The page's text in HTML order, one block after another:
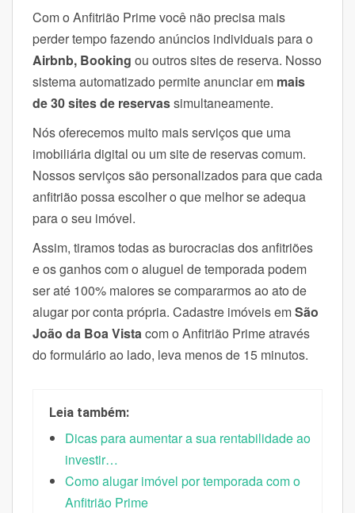
Com o Anfitrião Prime você não precisa mais
perder tempo fazendo anúncios individuais para o
Airbnb, Booking ou outros sites de reserva. Nosso
sistema automatizado permite anunciar em mais
de 30 sites de reservassimultaneamente.
Nós oferecemos muito mais serviços que uma
imobiliária digital ou um site de reservas comum.
Nossos serviços são personalizados para que cada
anfitrião possa escolher o que melhor se adequa
para o seu imóvel.
Assim, tiramos todas as burocracias dos anfitriões
e os ganhos com o aluguel de temporada podem
ser até 100% maiores se compararmos ao ato de
alugar por conta própria. Cadastre imóveis emSão
João da Boa Vista com o Anfitrião Prime através
do formulário ao lado, leva menos de 15 minutos.
Leia também:
Dicas para aumentar a sua rentabilidade ao
investir…
Como alugar imóvel por temporada com o
Anfitrião Prime